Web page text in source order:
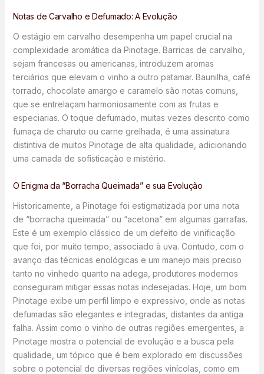
Notas de Carvalho e Defumado: A Evolução
O estágio em carvalho desempenha um papel crucial na
complexidade aromática da Pinotage. Barricas de carvalho,
sejam francesas ou americanas, introduzem aromas
terciários que elevam o vinho a outro patamar. Baunilha, café
torrado, chocolate amargo e caramelo são notas comuns,
que se entrelaçam harmoniosamente com as frutas e
especiarias. O toque defumado, muitas vezes descrito como
fumaça de charuto ou carne grelhada, é uma assinatura
distintiva de muitos Pinotage de alta qualidade, adicionando
uma camada de sofisticação e mistério.
O Enigma da “Borracha Queimada” e sua Evolução
Historicamente, a Pinotage foi estigmatizada por uma nota
de “borracha queimada” ou “acetona” em algumas garrafas.
Este é um exemplo clássico de um defeito de vinificação
que foi, por muito tempo, associado à uva. Contudo, com o
avanço das técnicas enológicas e um manejo mais preciso
tanto no vinhedo quanto na adega, produtores modernos
conseguiram mitigar essas notas indesejadas. Hoje, um bom
Pinotage exibe um perfil limpo e expressivo, onde as notas
defumadas são elegantes e integradas, distantes da antiga
falha. Assim como o vinho de outras regiões emergentes, a
Pinotage mostra o potencial de evolução e a busca pela
qualidade, um tópico que é bem explorado em discussões
sobre o potencial de diversas regiões vinícolas, como em